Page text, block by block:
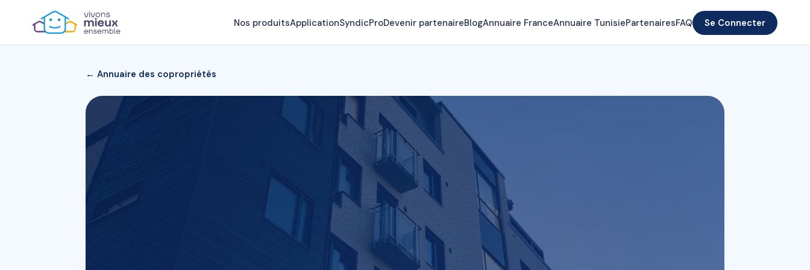
Nos produitsApplicationSyndicProDevenir partenaireBlogAnnuaire FranceAnnuaire TunisiePartenairesFAQ Se Connecter
← Annuaire des copropriétés